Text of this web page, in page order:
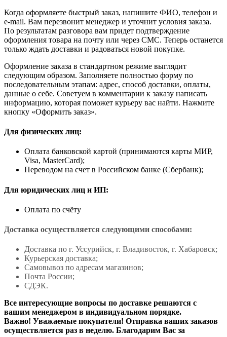
Когда оформляете быстрый заказ, напишите ФИО, телефон и
e-mail. Вам перезвонит менеджер и уточнит условия заказа.
По результатам разговора вам придет подтверждение
оформления товара на почту или через СМС. Теперь останется
только ждать доставки и радоваться новой покупке.
Оформление заказа в стандартном режиме выглядит
следующим образом. Заполняете полностью форму по
последовательным этапам: адрес, способ доставки, оплаты,
данные о себе. Советуем в комментарии к заказу написать
информацию, которая поможет курьеру вас найти. Нажмите
кнопку «Оформить заказ».
Для физических лиц:
Оплата банковской картой (принимаются карты МИР,
Visa, MasterCard);
Переводом на счет в Российском банке (Сбербанк);
Для юридических лиц и ИП:
Оплата по счёту
Доставка осуществляется следующими способами:
Доставка по г. Уссурийск, г. Владивосток, г. Хабаровск;
Курьерская доставка;
Самовывоз по адресам магазинов;
Почта России;
СДЭК.
Все интересующие вопросы по доставке решаются с
вашим менеджером в индивидуальном порядке.
Важно! Уважаемые покупатели! Отправка ваших заказов
осуществляется раз в неделю. Благодарим Вас за